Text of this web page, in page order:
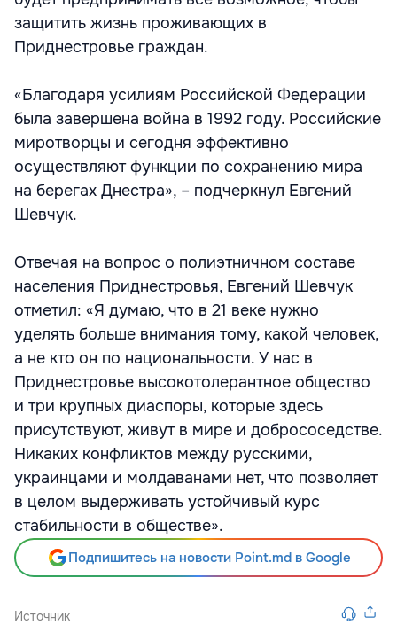
защитить жизнь проживающих в
Приднестровье граждан.
«Благодаря усилиям Российской Федерации
была завершена война в 1992 году. Российские
миротворцы и сегодня эффективно
осуществляют функции по сохранению мира
на берегах Днестра», – подчеркнул Евгений
Шевчук.
Отвечая на вопрос о полиэтничном составе
населения Приднестровья, Евгений Шевчук
отметил: «Я думаю, что в 21 веке нужно
уделять больше внимания тому, какой человек,
а не кто он по национальности. У нас в
Приднестровье высокотолерантное общество
и три крупных диаспоры, которые здесь
присутствуют, живут в мире и добрососедстве.
Никаких конфликтов между русскими,
украинцами и молдаванами нет, что позволяет
в целом выдерживать устойчивый курс
стабильности в обществе».
Подпишитесь на новости Point.md в Google
Источник